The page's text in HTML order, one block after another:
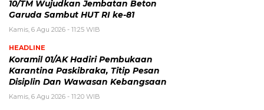
10/TM Wujudkan Jembatan Beton
Garuda Sambut HUT RI ke-81
Kamis, 6 Agu 2026 - 11:25 WIB
HEADLINE
Koramil 01/AK Hadiri Pembukaan
Karantina Paskibraka, Titip Pesan
Disiplin Dan Wawasan Kebangsaan
Kamis, 6 Agu 2026 - 11:20 WIB